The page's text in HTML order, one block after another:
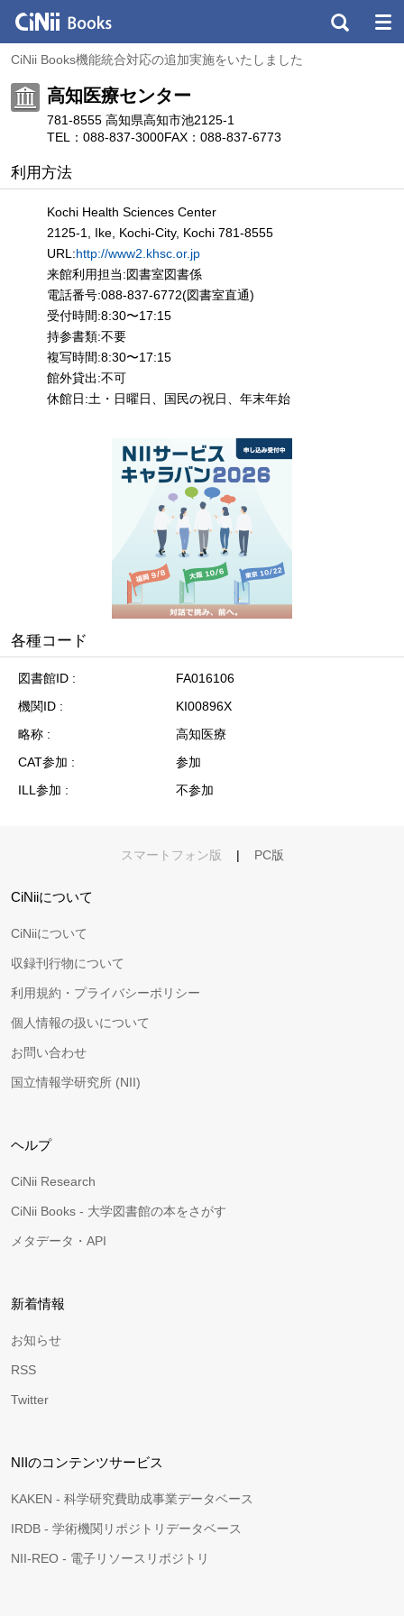
CiNii Books機能統合対応の追加実施をいたしました
高知医療センター
781-8555 高知県高知市池2125-1
TEL：088-837-3000FAX：088-837-6773
利用方法
Kochi Health Sciences Center
2125-1, Ike, Kochi-City, Kochi 781-8555
URL:http://www2.khsc.or.jp
来館利用担当:図書室図書係
電話番号:088-837-6772(図書室直通)
受付時間:8:30〜17:15
持参書類:不要
複写時間:8:30〜17:15
館外貸出:不可
休館日:土・日曜日、国民の祝日、年末年始
各種コード
図書館ID
FA016106
機関ID
KI00896X
略称
高知医療
CAT参加
参加
ILL参加
不参加
スマートフォン版 | PC版
CiNiiについて
CiNiiについて
収録刊行物について
利用規約・プライバシーポリシー
個人情報の扱いについて
お問い合わせ
国立情報学研究所 (NII)
ヘルプ
CiNii Research
CiNii Books - 大学図書館の本をさがす
メタデータ・API
新着情報
お知らせ
RSS
Twitter
NIIのコンテンツサービス
KAKEN - 科学研究費助成事業データベース
IRDB - 学術機関リポジトリデータベース
NII-REO - 電子リソースリポジトリ